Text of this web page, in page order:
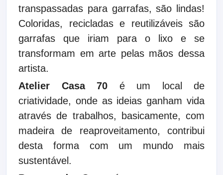
transpassadas para garrafas, são lindas!
Coloridas, recicladas e reutilizáveis são
garrafas que iriam para o lixo e se
transformam em arte pelas mãos dessa
artista.
Atelier Casa 70
é um local de
criatividade, onde as ideias ganham vida
através de trabalhos, basicamente, com
madeira de reaproveitamento, contribui
desta forma com um mundo mais
sustentável.